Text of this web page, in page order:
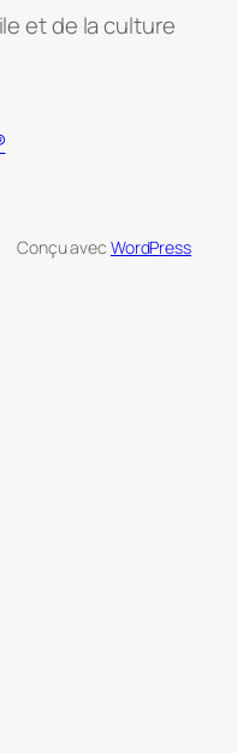
et de la culture
Conçu avec WordPress